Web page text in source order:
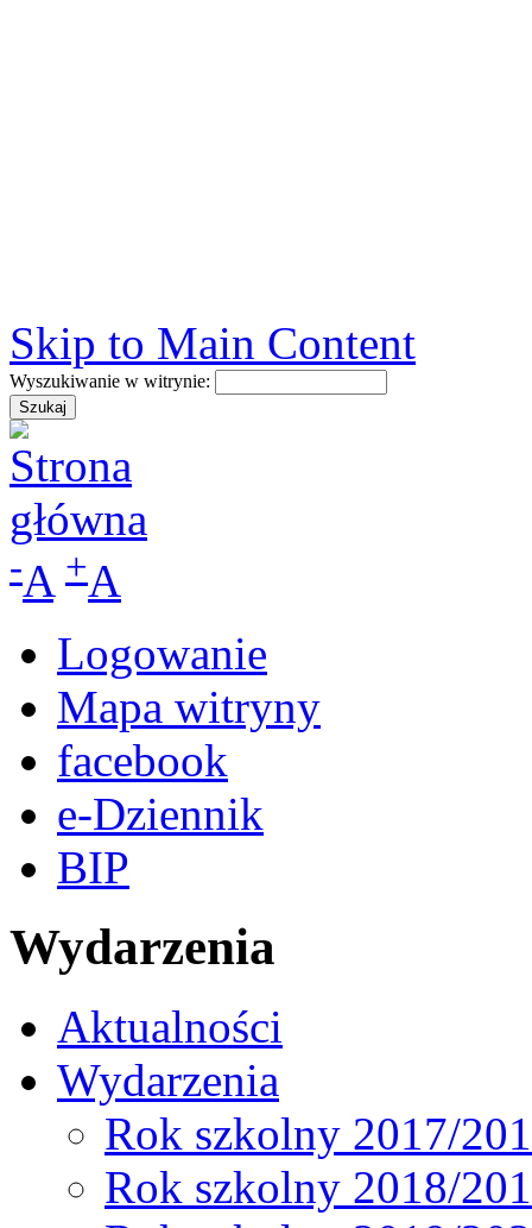
Skip to Main Content
Wyszukiwanie w witrynie:
-A +A
Logowanie
Mapa witryny
facebook
e-Dziennik
BIP
Wydarzenia
Aktualności
Wydarzenia
Rok szkolny 2017/
Rok szkolny 2018/